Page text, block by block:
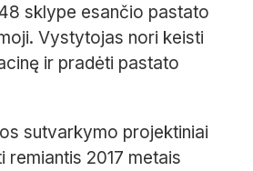
sklype esančio pastato
Vystytojas nori keisti
ir pradėti pastato
sutvarkymo projektiniai
remiantis 2017 metais